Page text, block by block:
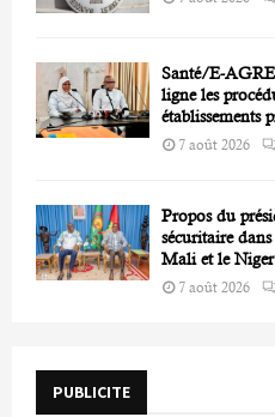
Santé/E-
ligne les
établissements
7 août 2026
Propos du
sécuritaire
Mali et le
7 août 2026
PUBLICITE